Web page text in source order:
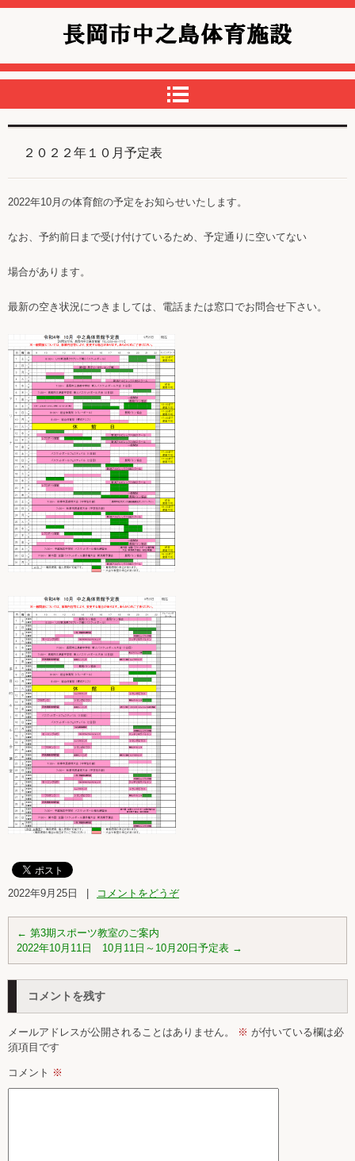
中之島体育館
２０２２年１０月予定表
2022年10月の体育館の予定をお知らせいたします。
なお、予約前日まで受け付けているため、予定通りに空いてない
場合があります。
最新の空き状況につきましては、電話または窓口でお問合せ下さい。
2022年9月25日 コメントをどうぞ
← 第3期スポーツ教室のご案内
2022年10月11日 10月11日～10月20日予定表 →
コメントを残す
メールアドレスが公開されることはありません。 ※ が付いている欄は必
須項目です
コメント ※